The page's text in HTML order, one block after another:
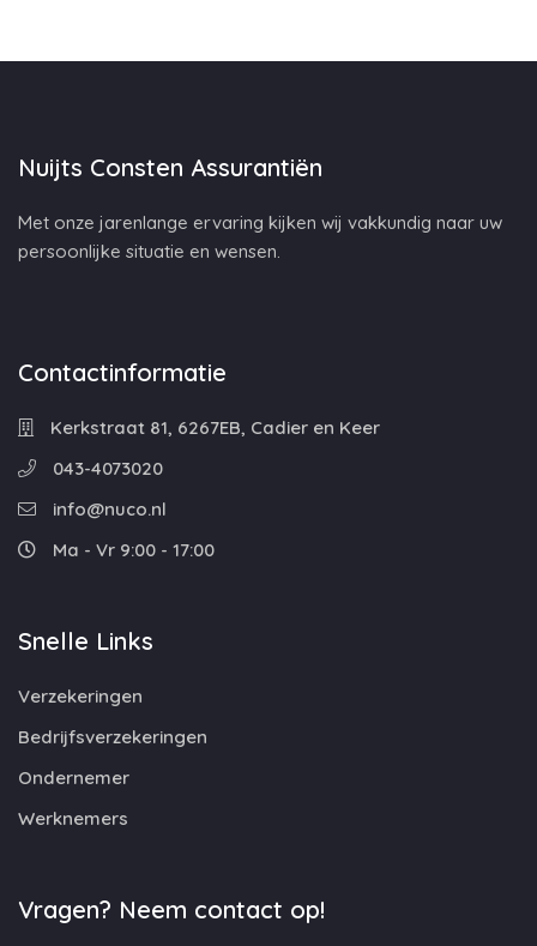
Nuijts Consten Assurantiën
Met onze jarenlange ervaring kijken wij vakkundig naar uw
persoonlijke situatie en wensen.
Contactinformatie
Kerkstraat 81, 6267EB, Cadier en Keer
043-4073020
info@nuco.nl
Ma - Vr 9:00 - 17:00
Snelle Links
Verzekeringen
Bedrijfsverzekeringen
Ondernemer
Werknemers
Vragen? Neem contact op!